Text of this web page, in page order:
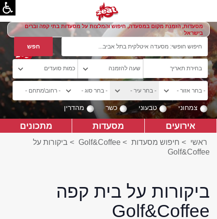
מסעדות, הזמנת מקום במסעדה, חיפוש והמלצות על מסעדות בתי קפה וברים
בישראל
צמחוני טבעוני כשר מהדרין
אירועים מסעדות מתכונים
ראשי > חיפוש מסעדות >
Golf&Coffee
> ביקורות על
Golf&Coffee
ביקורות על בית קפה
Golf&Coffee